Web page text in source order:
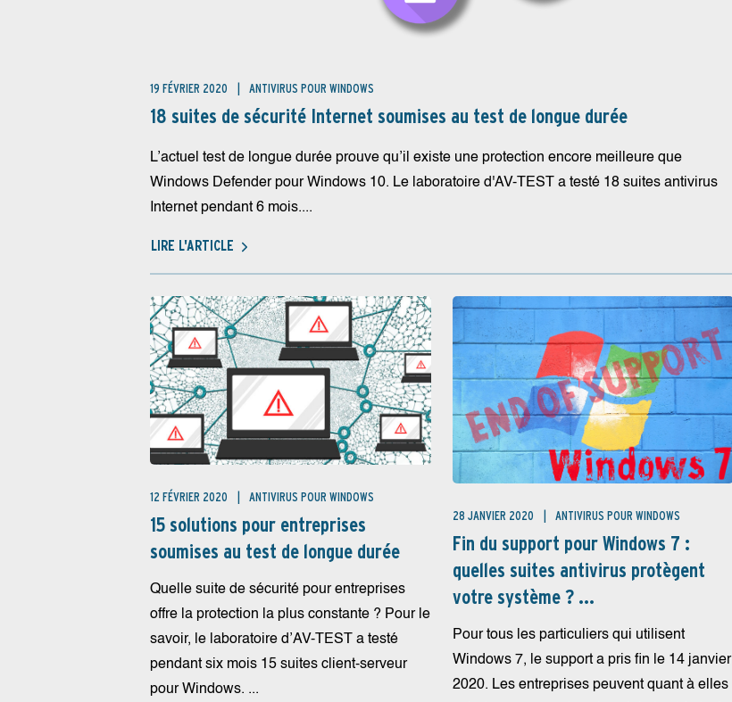
19 FÉVRIER 2020 ANTIVIRUS POUR WINDOWS
18 suites de sécurité Internet soumises au test de longue durée
L’actuel test de longue durée prouve qu’il existe une protection encore meilleure que
Windows Defender pour Windows 10. Le laboratoire d'AV-TEST a testé 18 suites antivirus
Internet pendant 6 mois....
LIRE L'ARTICLE
12 FÉVRIER 2020 ANTIVIRUS POUR WINDOWS
15 solutions pour entreprises
soumises au test de longue durée
Quelle suite de sécurité pour entreprises
offre la protection la plus constante ? Pour le
savoir, le laboratoire d’AV-TEST a testé
pendant six mois 15 suites client-serveur
pour Windows. ...
28 JANVIER 2020 ANTIVIRUS POUR WINDOWS
Fin du support pour Windows 7 :
quelles suites antivirus protègent
votre système ? ...
Pour tous les particuliers qui utilisent
Windows 7, le support a pris fin le 14 janvier
2020. Les entreprises peuvent quant à elles